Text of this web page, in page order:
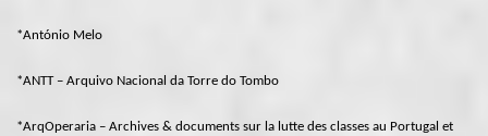
*António Melo
*ANTT – Arquivo Nacional da Torre do Tombo
*ArqOperaria – Archives & documents sur la lutte des classes au Portugal et